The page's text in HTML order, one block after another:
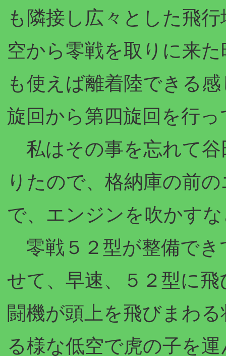
も隣接し広々とした飛
空から零戦を取りに来
も使えば離着陸できる
旋回から第四旋回を行
私はその事を忘れて谷
りたので、格納庫の前
で、エンジンを吹かす
零戦５２型が整備でき
せて、早速、５２型に
闘機が頭上を飛びまわ
る様な低空で虎の子を